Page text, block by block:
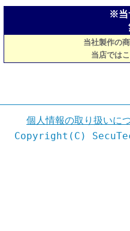
※当
当社製作の
当店では
個人情報の取り扱いに
Copyright(C)